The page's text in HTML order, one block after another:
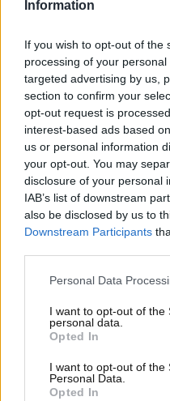
Information
If you wish to opt-out of the
processing of your
targeted advertising by us,
section to confirm your
opt-out request is
interest-based ads based
us or personal information
your opt-out. You may
disclosure of your personal
IAB’s list of downstream
also be disclosed by us to
Downstream Participants
Personal Data
I want to opt-out of the
personal data.
Opted In
I want to opt-out of the
Personal Data.
Opted In
collezionisti. Ecco come
questo per guadagnare
è in condizioni di
Questa
Prodotta tra il 1989 ed
esemplari numerati
5 modello E34, laAlpina
motore Bi-Turbo molto
novanta già poteva
vantare un’estetica